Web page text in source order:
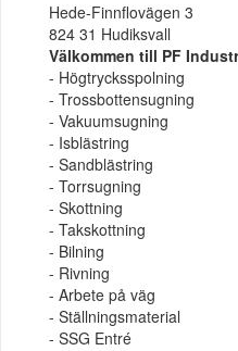
Hede-Finnflovägen 3
824 31 Hudiksvall
Välkommen till PF
- Högtrycksspolning
- Trossbottensugning
- Vakuumsugning
- Isblästring
- Sandblästring
- Torrsugning
- Skottning
- Takskottning
- Bilning
- Rivning
- Arbete på väg
- Ställningsmaterial
- SSG Entré